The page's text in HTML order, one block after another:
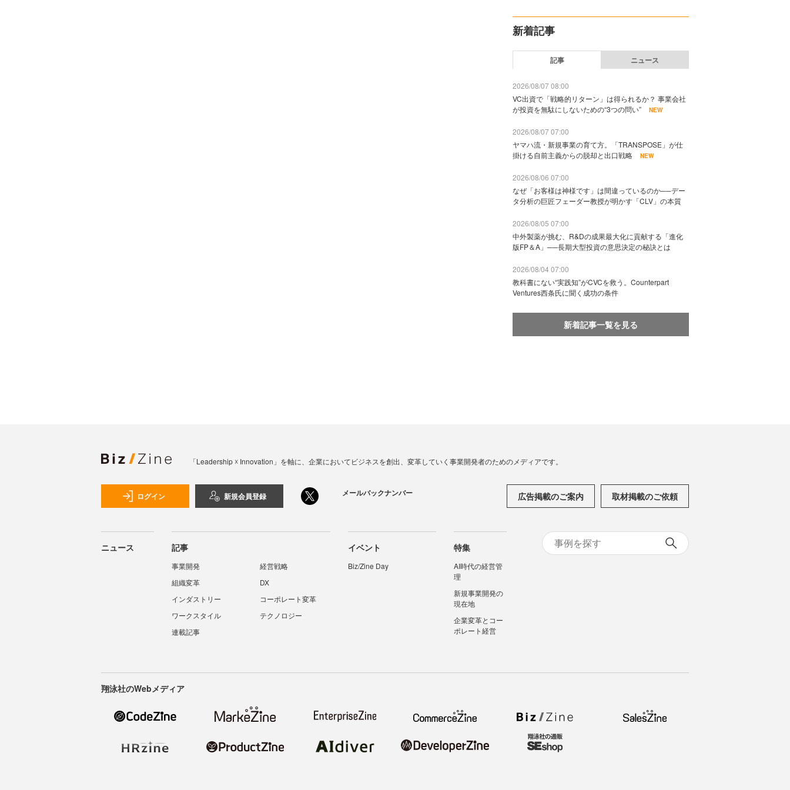
新着記事
記事 ニュース
2026/08/07 08:00
VC出資で「戦略的リターン」は得られるか？ 事業会社
が投資を無駄にしないための“3つの問い”
NEW
2026/08/07 07:00
ヤマハ流・新規事業の育て方。「TRANSPOSE」が仕
掛ける自前主義からの脱却と出口戦略
NEW
2026/08/06 07:00
なぜ「お客様は神様です」は間違っているのか──デー
タ分析の巨匠フェーダー教授が明かす「CLV」の本質
2026/08/05 07:00
中外製薬が挑む、R&Dの成果最大化に貢献する「進化
版FP＆A」──長期大型投資の意思決定の秘訣とは
2026/08/04 07:00
教科書にない“実践知”がCVCを救う。Counterpart
Ventures西条氏に聞く成功の条件
新着記事一覧を見る
「Leadership ☓ Innovation」を軸に、企業においてビジネスを創出、変革していく事業開発者のためのメディアです。
ログイン 新規会員登録 メールバックナンバー 広告掲載のご案内 取材掲載のご依頼
ニュース 記事
事業開発
経営戦略
組織変革
DX
インダストリー
コーポレート変革
ワークスタイル
テクノロジー
連載記事
イベント
Biz/Zine Day
特集
AI時代の経営管
理
新規事業開発の
現在地
企業変革とコー
ポレート経営
翔泳社のWebメディア